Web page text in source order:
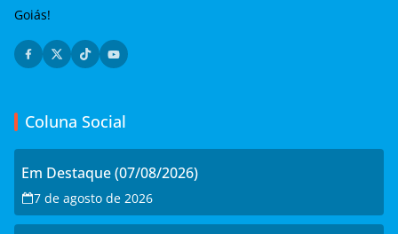
Goiás!
Coluna Social
Em Destaque (07/08/2026)
7 de agosto de 2026